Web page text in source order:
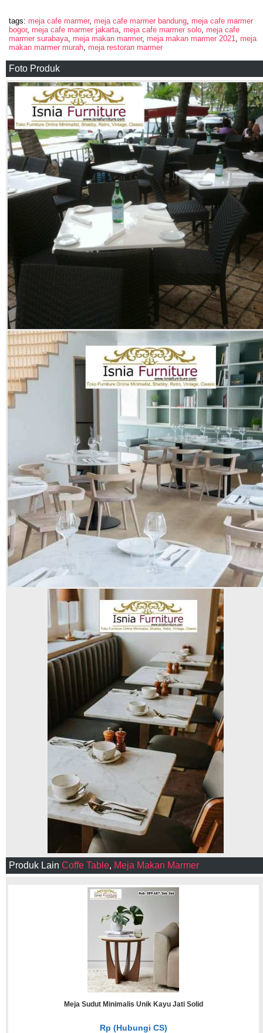
tags: meja cafe marmer, meja cafe marmer bandung meja cafe marmer
bogor, meja cafe marmer jakarta meja cafe marmer solo meja cafe
marmer surabaya meja makan marmer, meja makan marmer 2021
meja
makan marmer murah meja restoran marmer
Foto Produk
Produk Lain Coffe Table, Meja Makan Marmer
Meja Sudut Minimalis Unik Kayu Jati Solid
Rp (Hubungi CS)